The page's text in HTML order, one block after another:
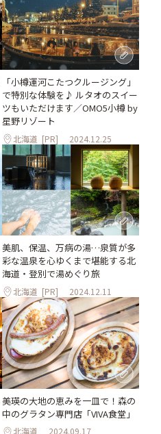
「小樽運河こたつクルージング」
で特別な体験を♪ ルタオのスイー
ツもいただけます／OMO5小樽 by
星野リゾート
北海道 [PR] 2024.12.25
美肌、保温、万病の湯…泉質が多
彩な温泉を心ゆくまで堪能する北
海道・登別で湯めぐり旅
北海道 [PR] 2024.12.11
美瑛の大地の恵みを一皿で！森の
中のグラタン専門店「VIVA食堂」
北海道 2024.09.17